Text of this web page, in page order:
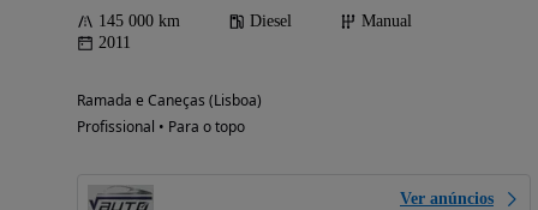
145 000 km Diesel
Manual
2011
Ramada e Caneças (Lisboa)
Profissional • Para o topo
Ver anúncios